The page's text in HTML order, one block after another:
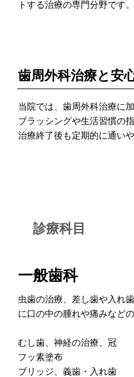
トする治療の専門分野です。
歯周外科治療と安
当院では、歯周外科治療に
ブラッシングや生活習慣の
治療終了後も定期的に通い
診療科目
一般歯科
虫歯の治療、差し歯や入れ
に口の中の腫れや痛みなど
むし歯、神経の治療、冠
フッ素塗布
ブリッジ、義歯・入れ歯